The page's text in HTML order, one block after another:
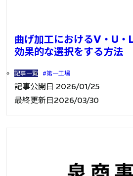
曲げ加工におけるV・U・
効果的な選択をする方法
記事一覧 第一工場
記事公開日 2026/01/25
最終更新日2026/03/30